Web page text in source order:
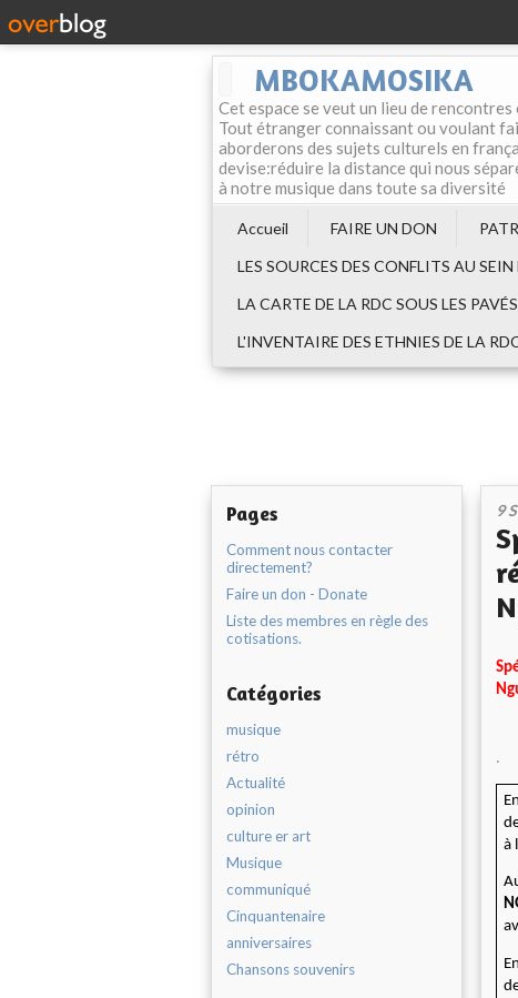
MBOKAMOSIKA
Cet espace se veut un lieu de
Tout étranger connaissant ou voulant
aborderons des sujets culturels en
devise:réduire la distance qui nous
à notre musique dans toute sa diversité
Accueil FAIRE UN DON
LES SOURCES DES CONFLITS AU
LA CARTE DE LA RDC SOUS LES
L'INVENTAIRE DES ETHNIES DE LA
Pages
Comment nous contacter
directement?
Faire un don - Donate
Liste des membres en règle des
cotisations.
Catégories
musique
rétro
Actualité
opinion
culture er art
Musique
communiqué
Cinquantenaire
anniversaires
Chansons souvenirs
9
.
à